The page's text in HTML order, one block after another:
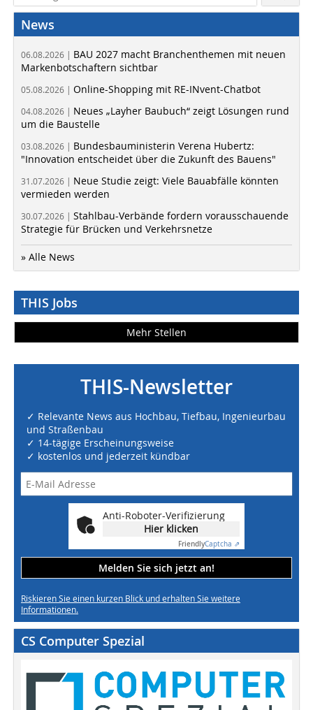
News
06.08.2026 | BAU 2027 macht Branchenthemen mit neuen
Markenbotschaftern sichtbar
05.08.2026 | Online-Shopping mit RE-INvent-Chatbot
04.08.2026 | Neues „Layher Baubuch“ zeigt Lösungen rund
um die Baustelle
03.08.2026 | Bundesbauministerin Verena Hubertz:
"Innovation entscheidet über die Zukunft des Bauens"
31.07.2026 | Neue Studie zeigt: Viele Bauabfälle könnten
vermieden werden
30.07.2026 | Stahlbau-Verbände fordern vorausschauende
Strategie für Brücken und Verkehrsnetze
» Alle News
THIS Jobs
Mehr Stellen
THIS-Newsletter
✓ Relevante News aus Hochbau, Tiefbau, Ingenieurbau
und Straßenbau
✓ 14-tägige Erscheinungsweise
✓ kostenlos und jederzeit kündbar
Anti-Roboter-Verifizierung
Hier klicken
FriendlyCaptcha ⇗
Melden Sie sich jetzt an!
Riskieren Sie einen kurzen Blick und erhalten Sie weitere
Informationen.
CS Computer Spezial